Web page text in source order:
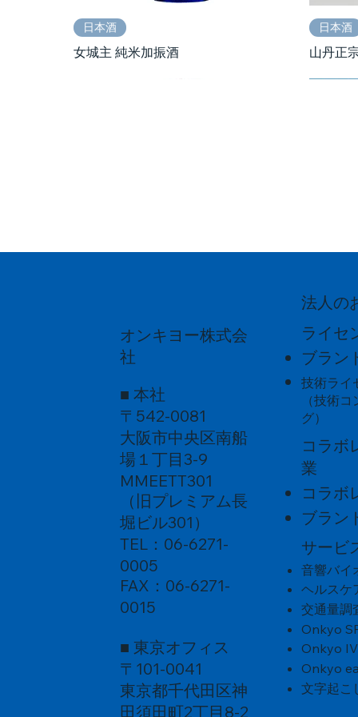
日本酒
女城主 純米加振酒
日本酒
山丹正
飛騨杜氏 誠治の魂唄（うた）～醸造
家の魂が宿る酒～ 音楽振動熟成酒
聚楽第
歓喜光 純米原酒 「第９」音楽振動熟
音彩酒
勲碧辛口純米 夢吟香｢加振酒｣無濾過
ホ。
オンキヨー株式会
社
■ 本社
〒542-0081
大阪市中央区南船
場１丁目3-9
MMEETT301
（旧プレミアム長
堀ビル301）
TEL：06-6271-
0005
FAX：06-6271-
0015
■ 東京オフィス
〒101-0041
東京都千代田区神
田須田町2丁目8-2
法人の
ライセ
ブラン
技術ライ
（技術
グ）
コラボ
業
コラボ
ブラン
サービ
音響バイ
ヘルスケ
交通量調
Onkyo
Onkyo
文字起こ
Onkyo